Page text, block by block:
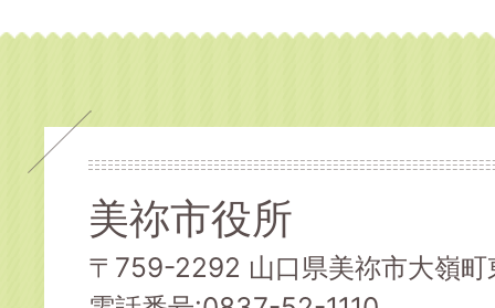
美祢市役所
〒759-2292 山口県美祢市大嶺